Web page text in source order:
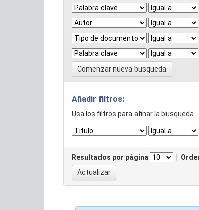
Comenzar nueva busqueda
Añadir filtros:
Usa los filtros para afinar la busqueda.
Resultados por página